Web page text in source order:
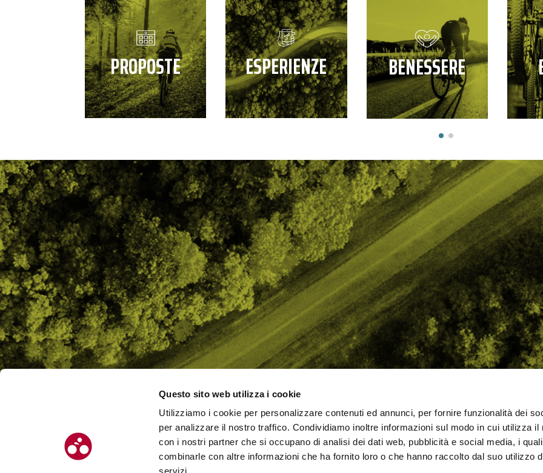
Questo sito web utilizza i cookie
Utilizziamo i cookie per personalizzare contenuti ed annunci, per fornire funzionalità dei
per analizzare il nostro traffico. Condividiamo inoltre informazioni sul modo in cui utilizza il
con i nostri partner che si occupano di analisi dei dati web, pubblicità e social media, i
combinarle con altre informazioni che ha fornito loro o che hanno raccolto dal suo utilizzo
PROPOSTE ESPERIENZE BENESSERE
CHI SIAMO
CONTATTI
STRADA
GRAVEL
URBAN
PROPOSTE
ESPERIENZE
BENESSERE
BIKE LAB
BIKE HOTEL
BIKE ECONOMY